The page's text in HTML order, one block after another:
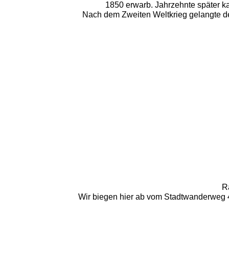
1850 erwarb. Jahrzehnte später
Nach dem Zweiten Weltkrieg gelangte
Wir biegen hier ab vom